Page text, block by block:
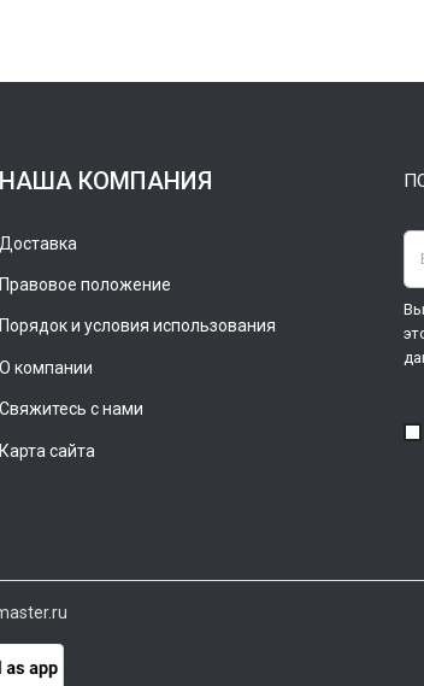
НАША КОМПАНИЯ
Доставка
Правовое положение
Порядок и условия использования
О компании
Свяжитесь с нами
Карта сайта